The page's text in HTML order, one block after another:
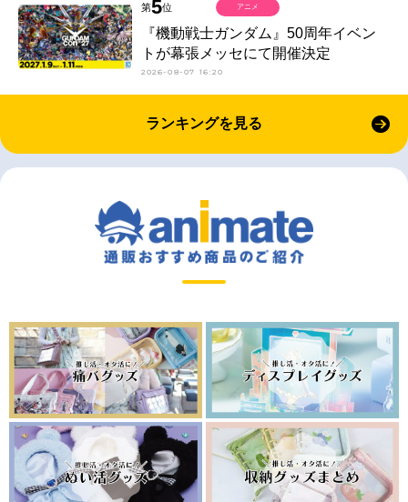
第5位
『機動戦士ガンダム』50周年イベン
トが幕張メッセにて開催決定
2026-08-07 16:20
アニメ
ランキングを見る